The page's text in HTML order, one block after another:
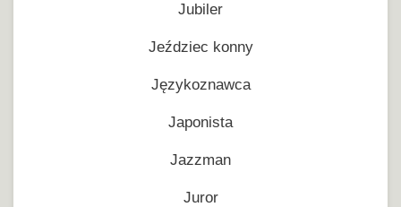
Jubiler
Jeździec konny
Językoznawca
Japonista
Jazzman
Juror